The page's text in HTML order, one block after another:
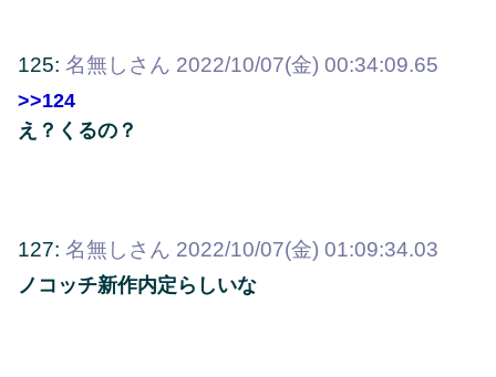
125: 名無しさん 2022/10/07(金) 00:34:09.65
>>124
え？くるの？
127: 名無しさん 2022/10/07(金) 01:09:34.03
ノコッチ新作内定らしいな